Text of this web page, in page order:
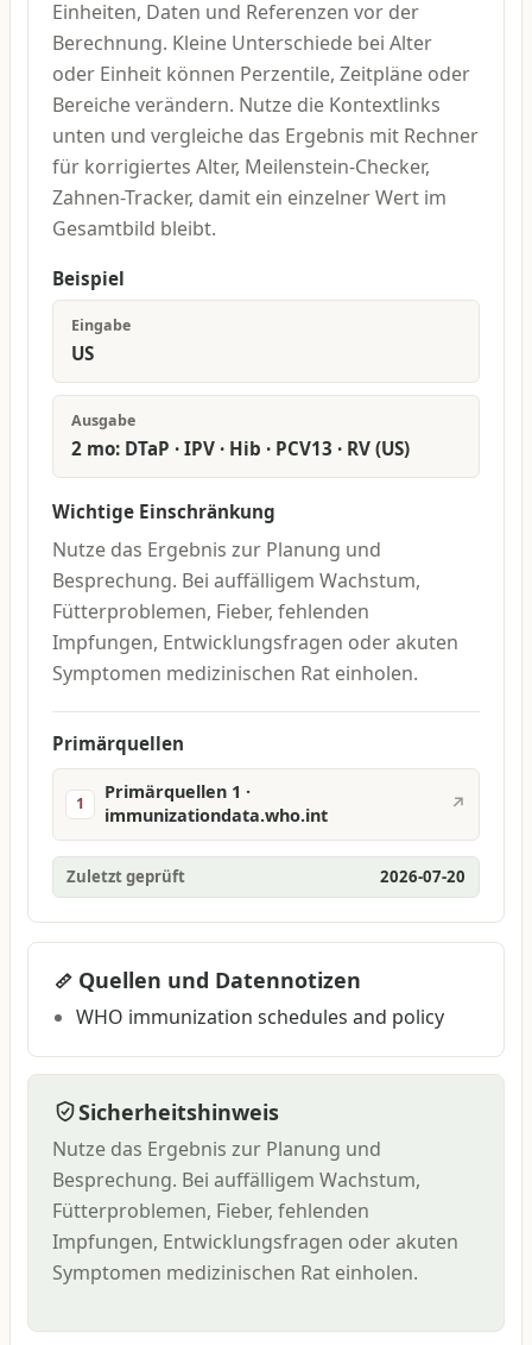
Einheiten, Daten und Referenzen vor der
Berechnung. Kleine Unterschiede bei Alter
oder Einheit können Perzentile, Zeitpläne oder
Bereiche verändern. Nutze die Kontextlinks
unten und vergleiche das Ergebnis mit Rechner
für korrigiertes Alter, Meilenstein-Checker,
Zahnen-Tracker, damit ein einzelner Wert im
Gesamtbild bleibt.
Beispiel
Eingabe
US
Ausgabe
2 mo: DTaP · IPV · Hib · PCV13 · RV (US)
Wichtige Einschränkung
Nutze das Ergebnis zur Planung und
Besprechung. Bei auffälligem Wachstum,
Fütterproblemen, Fieber, fehlenden
Impfungen, Entwicklungsfragen oder akuten
Symptomen medizinischen Rat einholen.
Primärquellen
1
Primärquellen 1 ·
immunizationdata.who.int
↗
Zuletzt geprüft 2026-07-20
Quellen und Datennotizen
WHO immunization schedules and policy
Sicherheitshinweis
Nutze das Ergebnis zur Planung und
Besprechung. Bei auffälligem Wachstum,
Fütterproblemen, Fieber, fehlenden
Impfungen, Entwicklungsfragen oder akuten
Symptomen medizinischen Rat einholen.